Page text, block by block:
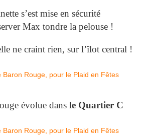
s’est mise en sécurité
Max tondre la pelouse !
ne craint rien, sur l’îlot central !
évolue dans le Quartier C